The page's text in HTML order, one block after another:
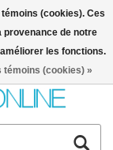
Français
(cookies). Ces
de notre
les fonctions.
témoins (cookies) »